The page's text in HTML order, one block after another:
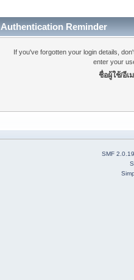
Authentication Reminder
If you've forgotten your login details,
enter your
ชื่อผู้ใช้/อีเ
SMF 2.0.19